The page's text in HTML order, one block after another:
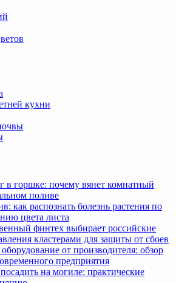
кухни
в горшке: почему вянет комнатный
поливе
как распознать болезнь растения по
цвета листа
финтех выбирает российские
кластерами для защиты от сбоев
от производителя: обзор
предприятия
на могиле: практические